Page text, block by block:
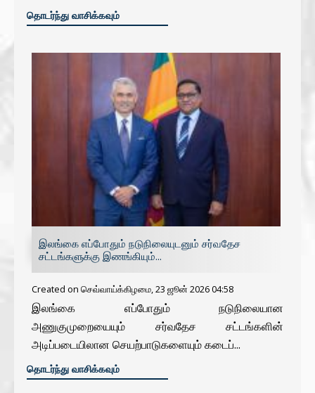
CONTINUE READING
இலங்கை எப்போதும் நடுநிலையுடனும் சர்வதேச
சட்டங்களுக்கு இணங்கியும்...
Created on செவ்வாய்க்கிழமை, 23 ஜூன் 2026 04:58
இலங்கை எப்போதும் நடுநிலையான
அணுகுமுறையையும் சர்வதேச சட்டங்களின்
அடிப்படையிலான செயற்பாடுகளையும் கடைப்...
CONTINUE READING